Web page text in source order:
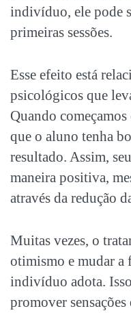
indivíduo, ele pode
primeiras sessões.
Esse efeito está
psicológicos que
Quando
que o aluno tenha
resultado. Assim,
maneira positiva,
através da redução
Muitas vezes, o
otimismo e mudar a
indivíduo adota.
promover